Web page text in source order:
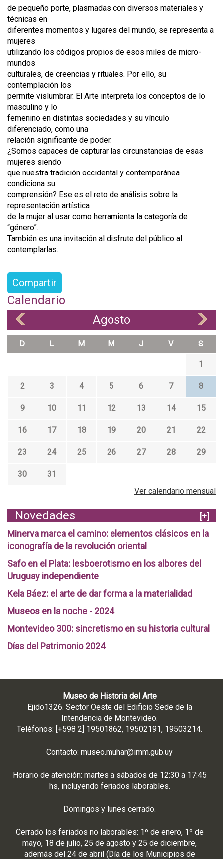
de pequeño porte, plasmadas con diversos materiales y
técnicas en
diferentes momentos y lugares del mundo, se representa a
mujeres
utilizando los códigos propios de esos miles de micro-
mundos
culturales, de creencias y rituales. Por ello, su
contemplación los
permite vislumbrar. El Arte interpreta los conceptos de lo
masculino y lo
femenino en distintas sociedades y su vínculo
diferenciado, como una
relación significante de poder.
¿Somos capaces de capturar las circunstancias de esas
mujeres siendo
que nuestra tradición occidental y contemporánea
condiciona su
comprensión? Ese es el reto de análisis sobre la
representación artística
de la mujer al usar como herramienta la categoría de
“género”.
También es una invitación al disfrute del público al
contemplarlas.
Compartir
Calendario
Agosto
D L M M J V S
1
2 3 4 5 6 7 8
9 10 11 12 13 14 15
16 17 18 19 20 21 22
23 24 25 26 27 28 29
30
31
Ver calendario mensual
Novedades
[+]
Minerva marca el camino: elementos clásicos en la
iconografía de la revolución oriental
Safo en el Plata: lesboerotismo en los albores del
Uruguay independiente
Kela Báez: el arte de dar forma a la materialidad
Museos en la noche - 2024
Montevideo 300: sincretismo en su historia cultural
Días del Patrimonio 2024
Museo de Historia del Arte
Ejido1326. Sector Oeste del Edificio Sede de la
Intendencia de Montevideo.
Teléfonos: [+598 2] 19501862, 19502191, 19503214.
Contacto: museo.muhar@imm.gub.uy
Horario de atención: martes a sábados de 12:30 a 17:45
hs, incluyendo feriados laborables.
Domingos y lunes cerrado.
Cerrado los feriados no laborables: 1º de enero, 1º de
mayo, 18 de julio, 25 de agosto y 25 de diciembre,
además del 24 de abril (Día de los Municipios de